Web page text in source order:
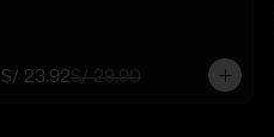
S/ 23.92S/ 29.90